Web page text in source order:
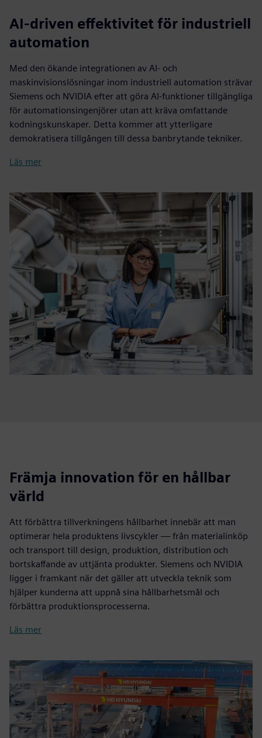
AI-driven effektivitet för industriell
automation
Med den ökande integrationen av AI- och
maskinvisionslösningar inom industriell automation strävar
Siemens och NVIDIA efter att göra AI-funktioner tillgängliga
för automationsingenjörer utan att kräva omfattande
kodningskunskaper. Detta kommer att ytterligare
demokratisera tillgången till dessa banbrytande tekniker.
Läs mer
Främja innovation för en hållbar
värld
Att förbättra tillverkningens hållbarhet innebär att man
optimerar hela produktens livscykler — från materialinköp
och transport till design, produktion, distribution och
bortskaffande av uttjänta produkter. Siemens och NVIDIA
ligger i framkant när det gäller att utveckla teknik som
hjälper kunderna att uppnå sina hållbarhetsmål och
förbättra produktionsprocesserna.
Läs mer